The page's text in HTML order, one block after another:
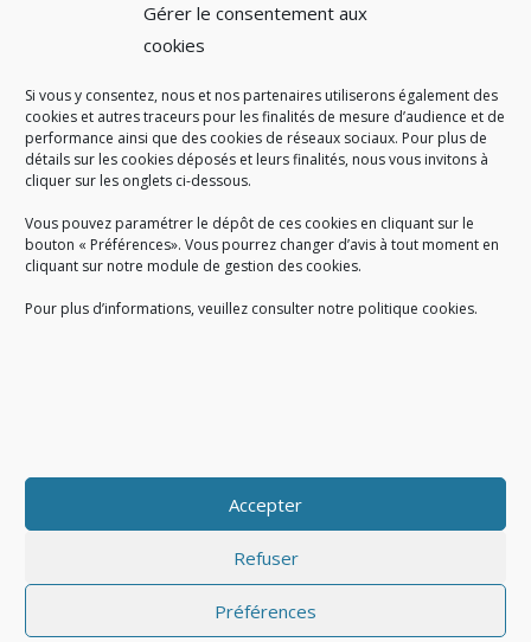
Gérer le consentement aux
cookies
Si vous y consentez, nous et nos partenaires utiliserons également des
cookies et autres traceurs pour les finalités de mesure d’audience et de
performance ainsi que des cookies de réseaux sociaux. Pour plus de
détails sur les cookies déposés et leurs finalités, nous vous invitons à
cliquer sur les onglets ci-dessous.
Vous pouvez paramétrer le dépôt de ces cookies en cliquant sur le
bouton « Préférences». Vous pourrez changer d’avis à tout moment en
cliquant sur notre module de gestion des cookies.
Pour plus d’informations, veuillez consulter notre politique cookies.
Accepter
Refuser
Préférences
A SAVOIR
Créé en 1978, le Sigidurs est un établissement public quiexerce
des missions de service public : la prévention, la collecte et la
valorisation des déchets ménagers et assimilés produits par son
territoire.
Accueil du public :
Gestion des cookies|